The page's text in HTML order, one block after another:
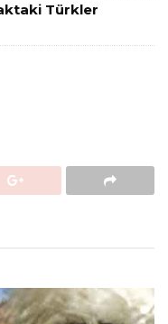
Türkler